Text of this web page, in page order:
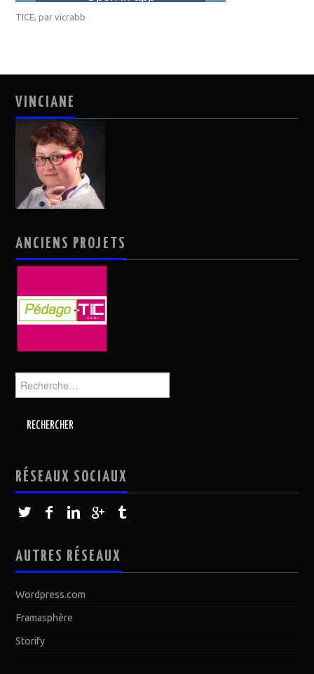
TICE, parvicrabb
VINCIANE
ANCIENS PROJETS
Rechercher :
RÉSEAUX SOCIAUX
AUTRES RÉSEAUX
Wordpress.com
Framasphère
Storify